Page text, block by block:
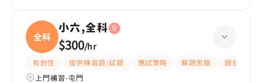
全科
小六,全科
$300/hr
有耐性 提供練習題/試題 應試策略 解題思路
題目講解
上門補習-屯門